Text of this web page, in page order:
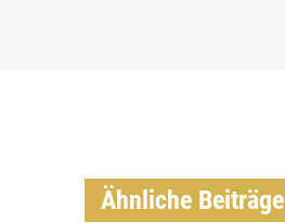
Ähnliche Beiträge